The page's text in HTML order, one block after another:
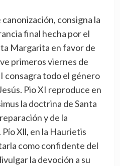
canonización, consigna la
final hecha por el
Margarita en favor de
primeros viernes de
consagra todo el género
Pio XI reproduce en
la doctrina de Santa
y de la
Xll, en la Haurietis
como confidente del
la devoción a su